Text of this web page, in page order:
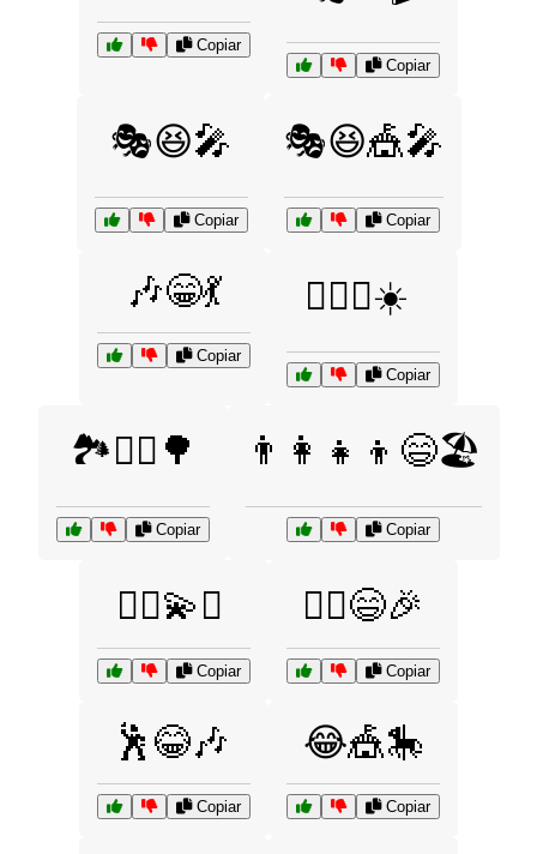
Copiar
Copiar
🎭😆🎤
Copiar
🎭😆🎪🎤
Copiar
🎶😁💃
Copiar
🏄‍♀️🌊☀️
Copiar
🏞️🚴‍♂️🌳
Copiar
👨‍👩‍👧‍👦😄🏖️
Copiar
👯‍♀️💫✨
Copiar
👯‍♀️😄🎉
Copiar
🕺😂🎶
Copiar
😂🎪🎠
Copiar